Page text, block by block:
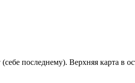
последнему). Верхняя карта в